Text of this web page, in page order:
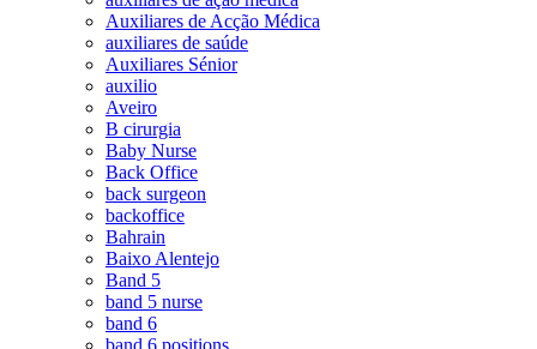
Auxiliares de Acção Médica
auxiliares de saúde
Auxiliares Sénior
auxilio
Aveiro
B cirurgia
Baby Nurse
Back Office
back surgeon
backoffice
Bahrain
Baixo Alentejo
Band 5
band 5 nurse
band 6
band 6 positions